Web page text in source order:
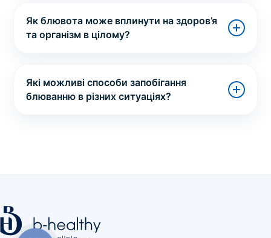
Як блювота може вплинути на здоров’я
та організм в цілому?
Які можливі способи запобігання
блюванню в різних ситуаціях?